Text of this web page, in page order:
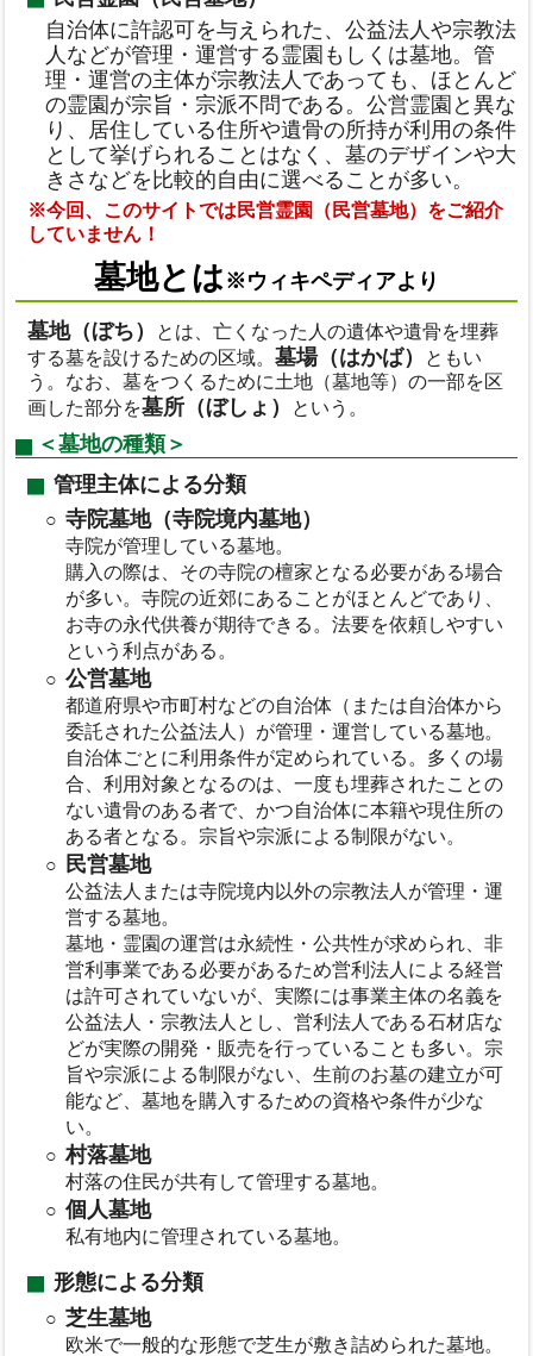
自治体に許認可を与えられた、公益法人や宗教法
人などが管理・運営する霊園もしくは墓地。管
理・運営の主体が宗教法人であっても、ほとんど
の霊園が宗旨・宗派不問である。公営霊園と異な
り、居住している住所や遺骨の所持が利用の条件
として挙げられることはなく、墓のデザインや大
きさなどを比較的自由に選べることが多い。
※今回、このサイトでは民営霊園（民営墓地）をご紹介
していません！
墓地とは※ウィキペディアより
墓地（ぼち）
とは、亡くなった人の遺体や遺骨を埋葬
する墓を設けるための区域。墓場（はかば）
ともい
う。なお、墓をつくるために土地（墓地等）の一部を区
画した部分を墓所（ぼしょ） という。
＜墓地の種類＞
管理主体による分類
寺院墓地（寺院境内墓地）
寺院が管理している墓地。
購入の際は、その寺院の檀家となる必要がある場合
が多い。寺院の近郊にあることがほとんどであり、
お寺の永代供養が期待できる。法要を依頼しやすい
という利点がある。
公営墓地
都道府県や市町村などの自治体（または自治体から
委託された公益法人）が管理・運営している墓地。
自治体ごとに利用条件が定められている。多くの場
合、利用対象となるのは、一度も埋葬されたことの
ない遺骨のある者で、かつ自治体に本籍や現住所の
ある者となる。宗旨や宗派による制限がない。
民営墓地
公益法人または寺院境内以外の宗教法人が管理・運
営する墓地。
墓地・霊園の運営は永続性・公共性が求められ、非
営利事業である必要があるため営利法人による経営
は許可されていないが、実際には事業主体の名義を
公益法人・宗教法人とし、営利法人である石材店な
どが実際の開発・販売を行っていることも多い。宗
旨や宗派による制限がない、生前のお墓の建立が可
能など、墓地を購入するための資格や条件が少な
い。
村落墓地
村落の住民が共有して管理する墓地。
個人墓地
私有地内に管理されている墓地。
形態による分類
芝生墓地
欧米で一般的な形態で芝生が敷き詰められた墓地。